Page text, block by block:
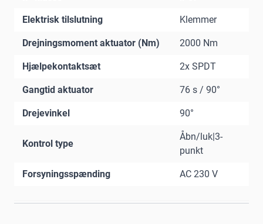
Elektrisk tilslutning Klemmer
Drejningsmoment aktuator (Nm) 2000 Nm
Hjælpekontaktsæt 2x SPDT
Gangtid aktuator 76 s / 90°
Drejevinkel 90°
Kontrol type
Åbn/luk|3-
punkt
Forsyningsspænding AC 230 V